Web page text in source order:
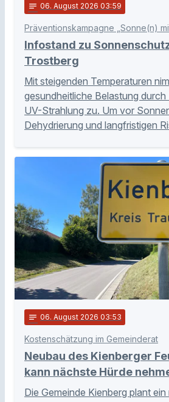
notes 06. August 2026 03:59
Präventionskampagne „Sonne(n)
Infostand zu
Trostberg
Mit steigenden Temperaturen
gesundheitliche Belastung
UV-Strahlung zu. Um vor
Dehydrierung und langfristigen
notes 06. August 2026 03:53
Kostenschätzung im Gemeinderat
Neubau des Kienberger
kann nächste Hürde
Die Gemeinde Kienberg plant ein